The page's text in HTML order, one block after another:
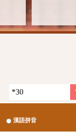
漢語拼音